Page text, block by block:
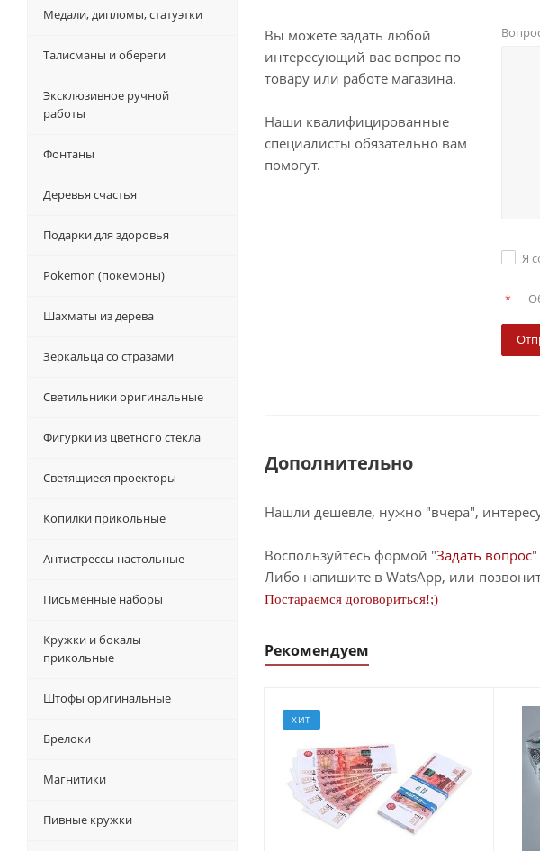
Вы можете задать любой
интересующий вас вопрос по
товару или работе магазина.
Наши квалифицированные
специалисты обязательно вам
помогут.
Я
* —
Дополнительно
Нашли дешевле, нужно "вчера",
Воспользуйтесь формой "Задать вопрос
Либо напишите в WatsApp, или
Постараемся договориться!;)
Рекомендуем
ХИТ
Медали, дипломы, статуэтки
Талисманы и обереги
Эксклюзивное ручной
работы
Фонтаны
Деревья счастья
Подарки для здоровья
Pokemon (покемоны)
Шахматы из дерева
Зеркальца со стразами
Светильники оригинальные
Фигурки из цветного стекла
Светящиеся проекторы
Копилки прикольные
Антистрессы настольные
Письменные наборы
Кружки и бокалы
прикольные
Штофы оригинальные
Брелоки
Магнитики
Пивные кружки